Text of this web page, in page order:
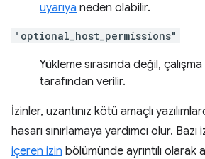
uyarıya neden olabilir.
"optional_host_permissions"
Yükleme sırasında değil, çalışma
tarafından verilir.
İzinler, uzantınız kötü amaçlı
hasarı sınırlamaya yardımcı olur. Bazı
içeren izin bölümünde ayrıntılı olarak